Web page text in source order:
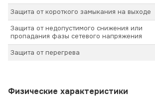
Защита от короткого замыкания на выходе
Защита от недопустимого снижения или
пропадания фазы сетевого напряжения
Защита от перегрева
Физические характеристики